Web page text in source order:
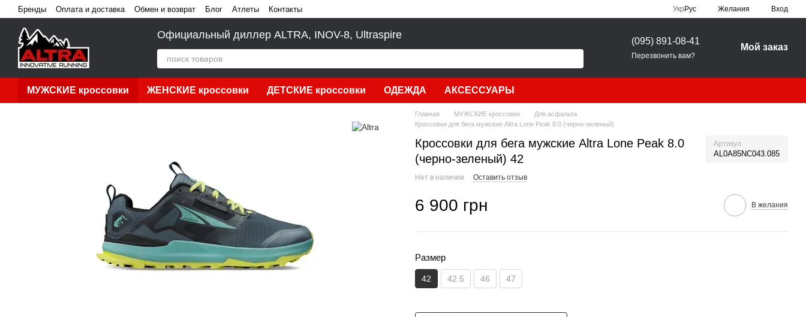
Перейти к основному контенту
Бренды Оплата и доставка Обмен и возврат Блог Атлеты Контакты Укр Рус Желания Вход
Официальный диллер ALTRA, INOV-8, Ultraspire
(095) 891-08-41
Перезвонить вам?
Мой заказ
МУЖСКИЕ кроссовки ЖЕНСКИЕ кроссовки ДЕТСКИЕ кроссовки ОДЕЖДА АКСЕССУАРЫ
Главная МУЖСКИЕ кроссовки
Для асфальта
Кроссовки для бега мужские Altra Lone Peak 8.0 (черно-зеленый)
Кроссовки для бега мужские Altra Lone Peak 8.0
(черно-зеленый) 42
Артикул
AL0A85NC043.085
Нет в наличии Оставить отзыв
6 900 грн В желания
Размер
42 42.5 46 47